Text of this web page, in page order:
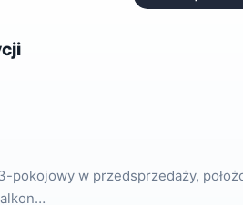
w przedsprzedaży,